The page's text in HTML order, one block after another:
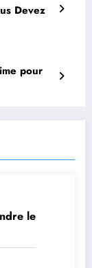
Devez
pour
le